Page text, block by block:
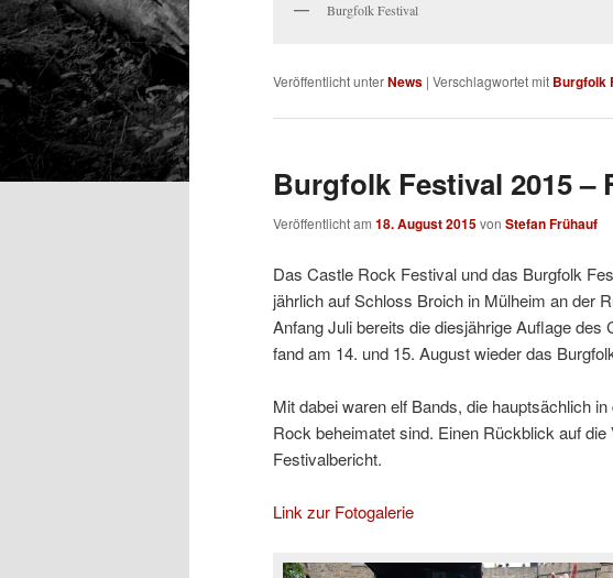
Burgfolk Festival
Veröffentlicht unterNews | Verschlagwortet mit Burgfolk
Burgfolk Festival 2015 –
Veröffentlicht am 18. August 2015von Stefan Frühauf
Das Castle Rock Festival und das Burgfolk
jährlich auf Schloss Broich in Mülheim an der
Anfang Juli bereits die diesjährige Auflage
fand am 14. und 15. August wieder das
Mit dabei waren elf Bands, die hauptsächlich
Rock beheimatet sind. Einen Rückblick auf
Festivalbericht.
Link zur Fotogalerie